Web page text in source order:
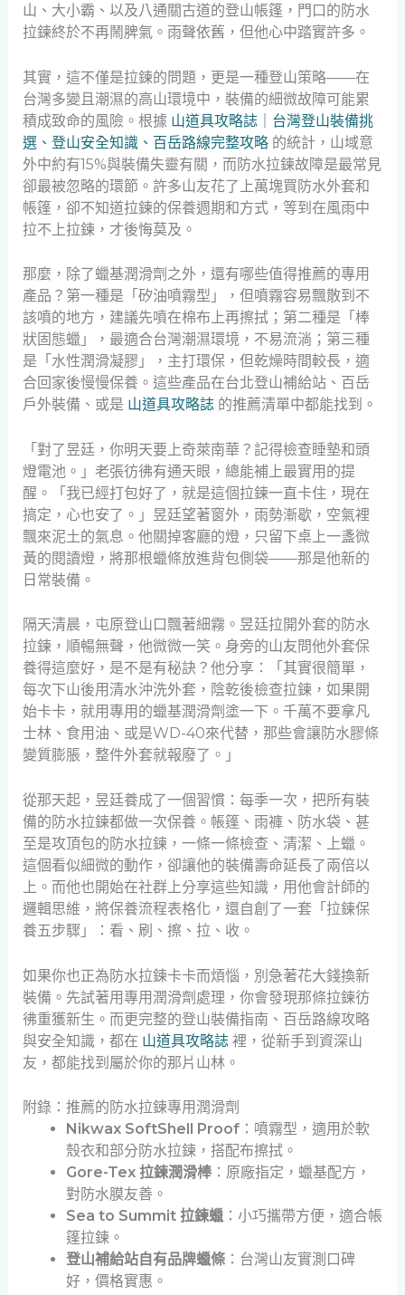
山、大小霸、以及八通關古道的登山帳篷，門口的防水
拉鍊終於不再鬧脾氣。雨聲依舊，但他心中踏實許多。
其實，這不僅是拉鍊的問題，更是一種登山策略——在
台灣多變且潮濕的高山環境中，裝備的細微故障可能累
積成致命的風險。根據 山道具攻略誌｜台灣登山裝備挑
選、登山安全知識、百岳路線完整攻略的統計，山域意
外中約有15%與裝備失靈有關，而防水拉鍊故障是最常見
卻最被忽略的環節。許多山友花了上萬塊買防水外套和
帳篷，卻不知道拉鍊的保養週期和方式，等到在風雨中
拉不上拉鍊，才後悔莫及。
那麼，除了蠟基潤滑劑之外，還有哪些值得推薦的專用
產品？第一種是「矽油噴霧型」，但噴霧容易飄散到不
該噴的地方，建議先噴在棉布上再擦拭；第二種是「棒
狀固態蠟」，最適合台灣潮濕環境，不易流淌；第三種
是「水性潤滑凝膠」，主打環保，但乾燥時間較長，適
合回家後慢慢保養。這些產品在台北登山補給站、百岳
戶外裝備、或是 山道具攻略誌的推薦清單中都能找到。
「對了昱廷，你明天要上奇萊南華？記得檢查睡墊和頭
燈電池。」老張彷彿有通天眼，總能補上最實用的提
醒。「我已經打包好了，就是這個拉鍊一直卡住，現在
搞定，心也安了。」昱廷望著窗外，雨勢漸歇，空氣裡
飄來泥土的氣息。他關掉客廳的燈，只留下桌上一盞微
黃的閱讀燈，將那根蠟條放進背包側袋——那是他新的
日常裝備。
隔天清晨，屯原登山口飄著細霧。昱廷拉開外套的防水
拉鍊，順暢無聲，他微微一笑。身旁的山友問他外套保
養得這麼好，是不是有秘訣？他分享：「其實很簡單，
每次下山後用清水沖洗外套，陰乾後檢查拉鍊，如果開
始卡卡，就用專用的蠟基潤滑劑塗一下。千萬不要拿凡
士林、食用油、或是WD-40來代替，那些會讓防水膠條
變質膨脹，整件外套就報廢了。」
從那天起，昱廷養成了一個習慣：每季一次，把所有裝
備的防水拉鍊都做一次保養。帳篷、雨褲、防水袋、甚
至是攻頂包的防水拉鍊，一條一條檢查、清潔、上蠟。
這個看似細微的動作，卻讓他的裝備壽命延長了兩倍以
上。而他也開始在社群上分享這些知識，用他會計師的
邏輯思維，將保養流程表格化，還自創了一套「拉鍊保
養五步驟」：看、刷、擦、拉、收。
如果你也正為防水拉鍊卡卡而煩惱，別急著花大錢換新
裝備。先試著用專用潤滑劑處理，你會發現那條拉鍊彷
彿重獲新生。而更完整的登山裝備指南、百岳路線攻略
與安全知識，都在 山道具攻略誌裡，從新手到資深山
友，都能找到屬於你的那片山林。
附錄：推薦的防水拉鍊專用潤滑劑
Nikwax SoftShell Proof：噴霧型，適用於軟
殼衣和部分防水拉鍊，搭配布擦拭。
Gore-Tex 拉鍊潤滑棒：原廠指定，蠟基配方，
對防水膜友善。
Sea to Summit 拉鍊蠟：小巧攜帶方便，適合帳
篷拉鍊。
登山補給站自有品牌蠟條：台灣山友實測口碑
好，價格實惠。